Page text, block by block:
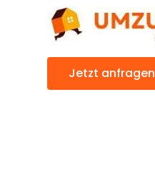
Jetzt anfragen